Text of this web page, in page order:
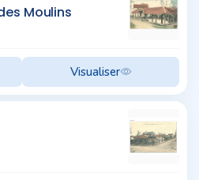
Moulins
Visualiser